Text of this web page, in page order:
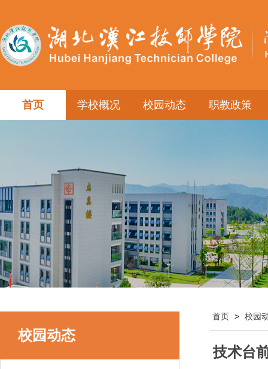
首页 学校概况 校园动态 职教政策
校园动态
首页 > 校园
技术台